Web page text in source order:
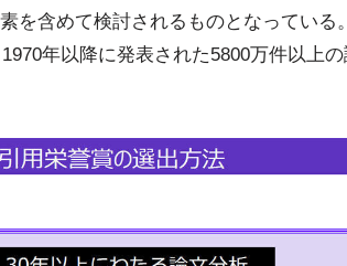
を含めて検討されるものとなっている
年以降に発表された5800万件以上